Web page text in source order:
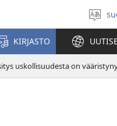
KIRJASTO
uskollisuudesta on